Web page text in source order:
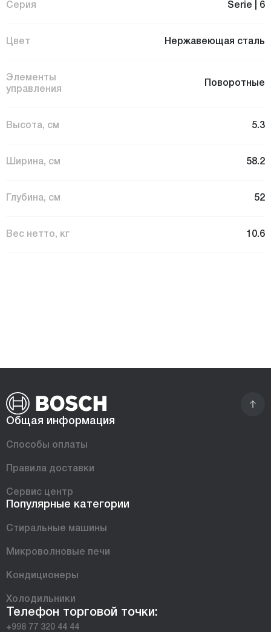
Серия Serie | 6
Цвет Нержавеющая сталь
Элементы
управления
Поворотные
Высота, см 5.3
Ширина, см 58.2
Глубина, см 52
Вес нетто, кг 10.6
Общая информация
Способы оплаты
Правила доставки
Сервис центр
Популярные категории
Стиральные машины
Микроволновые печи
Кондиционеры
Холодильники
Телефон торговой точки:
+998 77 320 44 44